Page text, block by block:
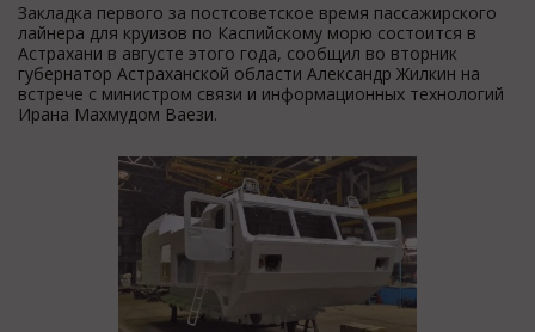
Закладка первого за постсоветское время пассажирского
лайнера для круизов по Каспийскому морю состоится в
Астрахани в августе этого года, сообщил во вторник
губернатор Астраханской области Александр Жилкин на
встрече с министром связи и информационных технологий
Ирана Махмудом Ваези.